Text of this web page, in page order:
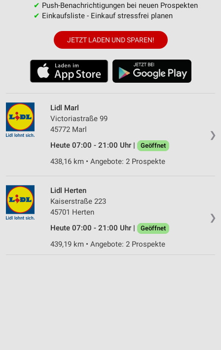
✔ Push-Benachrichtigungen bei neuen Prospekten
✔ Einkaufsliste - Einkauf stressfrei planen
JETZT LADEN UND SPAREN!
❯
Lidl Marl
Victoriastraße 99
45772 Marl
Heute 07:00 - 21:00 Uhr |
Geöffnet
438,16 km • Angebote: 2 Prospekte
❯
Lidl Herten
Kaiserstraße 223
45701 Herten
Heute 07:00 - 21:00 Uhr |
Geöffnet
439,19 km • Angebote: 2 Prospekte